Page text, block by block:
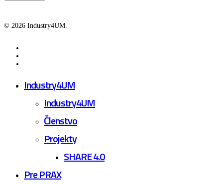
© 2026 Industry4UM.
Menu
Industry4UM
Industry4UM
Členstvo
Projekty
SHARE 4.0
Pre PRAX